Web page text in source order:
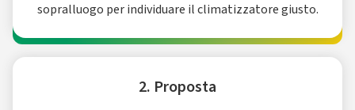
sopralluogo per individuare il climatizzatore giusto.
2. Proposta